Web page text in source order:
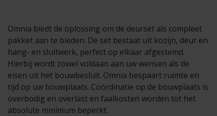
Omnia biedt de oplossing om de deurset als compleet
pakket aan te bieden. De set bestaat uit kozijn, deur en
hang- en sluitwerk, perfect op elkaar afgestemd.
Hierbij wordt zowel voldaan aan uw wensen als de
eisen uit het bouwbesluit. Omnia bespaart ruimte en
tijd op uw bouwplaats. Coördinatie op de bouwplaats is
overbodig en overlast en faalkosten worden tot het
absolute minimum beperkt.